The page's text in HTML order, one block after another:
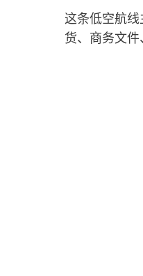
这条低空航
货、商务文件